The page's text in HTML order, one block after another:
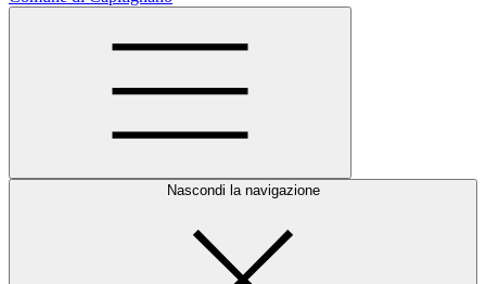
Nascondi la navigazione